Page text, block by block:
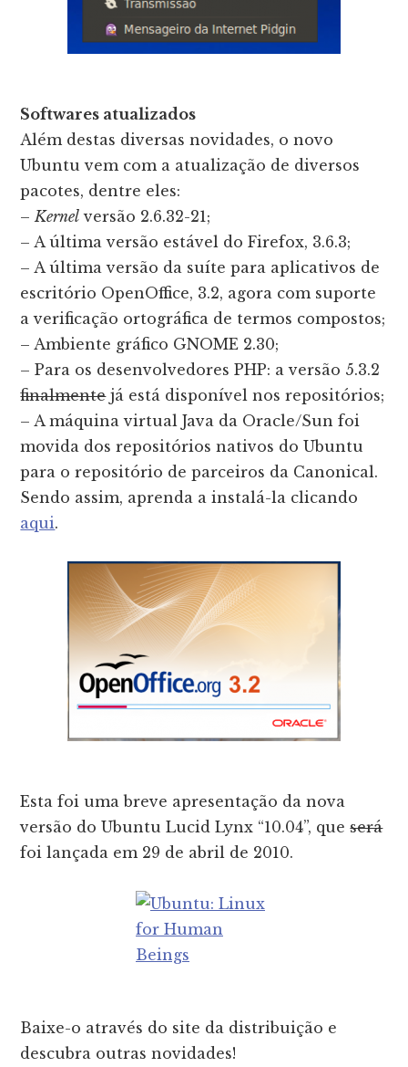
Softwares atualizados
Além destas diversas novidades, o novo
Ubuntu vem com a atualização de diversos
pacotes, dentre eles:
–Kernel versão 2.6.32-21;
– A última versão estável do Firefox, 3.6.3;
– A última versão da suíte para aplicativos de
escritório OpenOffice, 3.2, agora com suporte
a verificação ortográfica de termos compostos;
– Ambiente gráfico GNOME 2.30;
– Para os desenvolvedores PHP: a versão 5.3.2
finalmentejá está disponível nos repositórios;
– A máquina virtual Java da Oracle/Sun foi
movida dos repositórios nativos do Ubuntu
para o repositório de parceiros da Canonical.
Sendo assim, aprenda a instalá-la clicando
aqui.
Esta foi uma breve apresentação da nova
versão do Ubuntu Lucid Lynx “10.04”, queserá
foi lançada em 29 de abril de 2010.
Baixe-o através do site da distribuição e
descubra outras novidades!